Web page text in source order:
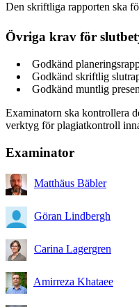
Den skriftliga rapporten ska
Övriga krav för
Godkänd
Godkänd skriftlig
Godkänd muntlig
Examinatorn ska kontrollera
verktyg för plagiatkontroll
Examinator
Matthäus Bäbler
Göran Lindbergh
Carina Lagergren
Amirreza Khataee